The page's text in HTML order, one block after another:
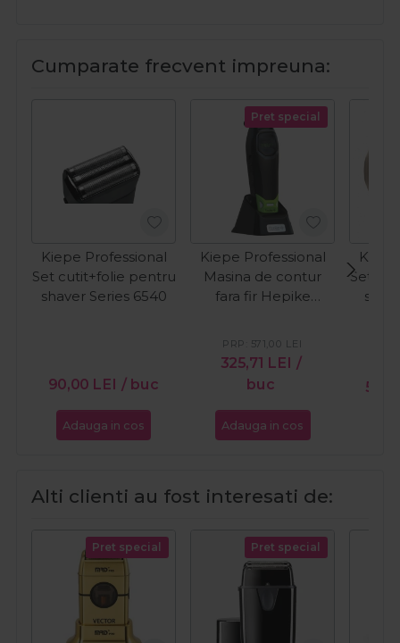
Cumparate frecvent impreuna:
Kiepe Professional
Set cutit+folie pentru
shaver Series 6540
90,00 LEI / buc
Adauga in cos
Pret special
Kiepe Professional
Masina de contur
fara fir Hepike
325,71 LEI /
buc
PRP: 571,00 LEI
Adauga in cos
Set
Alti clienti au fost interesati de:
Pret special Pret special